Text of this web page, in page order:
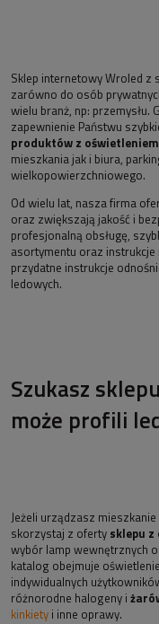
Sklep internetowy Wroled z
zarówno do osób
wielu branż, np: przemysłu.
zapewnienie Państwu
produktów z oświetleniem
mieszkania jak i biura,
wielkopowierzchniowego.
Od wielu lat, nasza firma
oraz zwiększają jakość i
profesjonalną obsługę,
asortymentu oraz
przydatne instrukcje
ledowych.
Szukasz
może profili
Jeżeli urządzasz
skorzystaj z oferty sklepu
wybór lamp wewnętrznych
katalog obejmuje
indywidualnych
różnorodne halogeny i
kinkiety i inne oprawy.